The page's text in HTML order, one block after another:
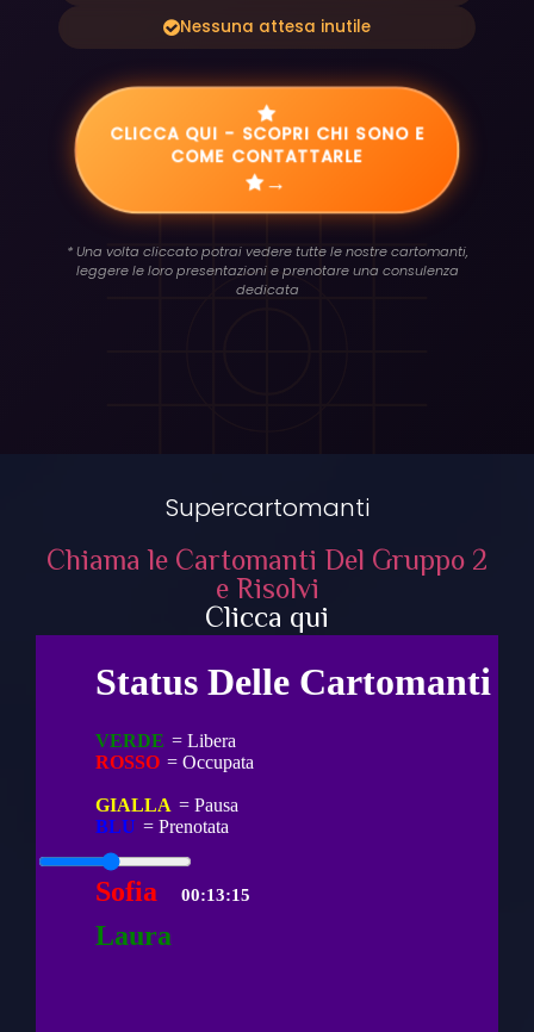
Nessuna attesa inutile
CLICCA QUI - SCOPRI CHI SONO E
COME CONTATTARLE
→
* Una volta cliccato potrai vedere tutte le nostre cartomanti,
leggere le loro presentazioni e prenotare una consulenza
dedicata
Supercartomanti
Chiama le Cartomanti Del Gruppo 2
e Risolvi
Clicca qui